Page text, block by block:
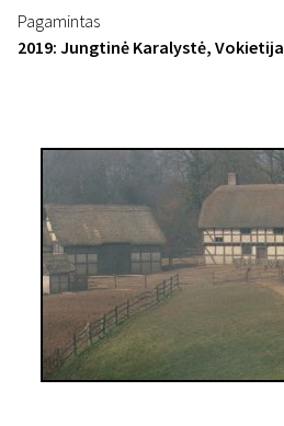
Pagamintas
2019: Jungtinė Karalystė, Vokietija